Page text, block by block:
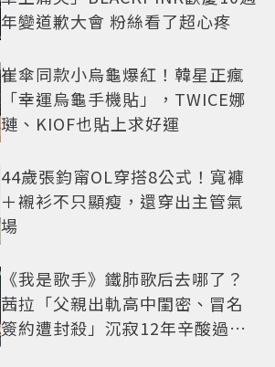
年變道歉大會 粉絲看了超心疼
崔傘同款小烏龜爆紅！韓星正瘋
「幸運烏龜手機貼」，TWICE娜
璉、KIOF也貼上求好運
44歲張鈞甯OL穿搭8公式！寬褲
＋襯衫不只顯瘦，還穿出主管氣
場
《我是歌手》鐵肺歌后去哪了？
茜拉「父親出軌高中閨密、冒名
簽約遭封殺」沉寂12年辛酸過往